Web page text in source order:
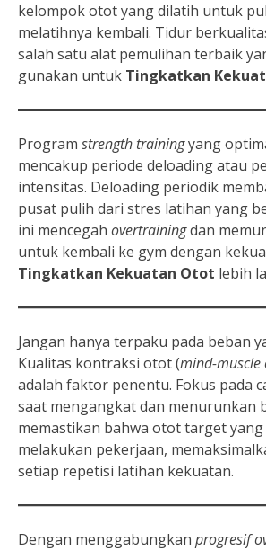
kelompok otot yang dilatih untuk
melatihnya kembali. Tidur
salah satu alat pemulihan terbaik
gunakan untuk Tingkatkan
Program strength trainingyang
mencakup periode deloading atau
intensitas. Deloading periodik
pusat pulih dari stres latihan yang
ini mencegah overtrainingdan
untuk kembali ke gym dengan
Tingkatkan Kekuatan Otot lebih
Jangan hanya terpaku pada beban
Kualitas kontraksi otot (mind-muscle
adalah faktor penentu. Fokus pada
saat mengangkat dan menurunkan
memastikan bahwa otot target
melakukan pekerjaan,
setiap repetisi latihan kekuatan.
Dengan menggabungkan progresif